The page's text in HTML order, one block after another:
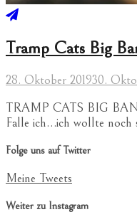
Tramp Cats Big
28. Oktober 201930.
TRAMP CATS BIG
Falle ich…ich wollte noch
Folge uns auf Twitter
Meine Tweets
Weiter zu Instagram